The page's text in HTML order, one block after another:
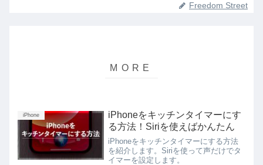
Freedom Street
iPhone
iPhoneをキッチンタイマーにす
る方法！Siriを使えばかんたん
iPhoneをキッチンタイマーにする方法
を紹介します。Siriを使って声だけでタ
イマーを設定します。